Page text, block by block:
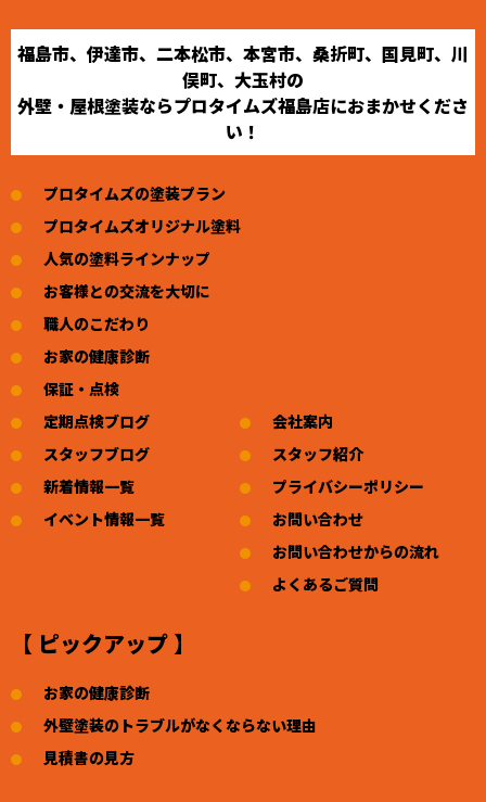
福島市、伊達市、二本松市、本宮市、桑折町、国見町、川
俣町、大玉村の
外壁・屋根塗装ならプロタイムズ福島店におまかせくださ
い！
プロタイムズの塗装プラン
プロタイムズオリジナル塗料
人気の塗料ラインナップ
お客様との交流を大切に
職人のこだわり
お家の健康診断
保証・点検
定期点検ブログ
スタッフブログ
新着情報一覧
イベント情報一覧
会社案内
スタッフ紹介
プライバシーポリシー
お問い合わせ
お問い合わせからの流れ
よくあるご質問
【 ピックアップ 】
お家の健康診断
外壁塗装のトラブルがなくならない理由
見積書の見方